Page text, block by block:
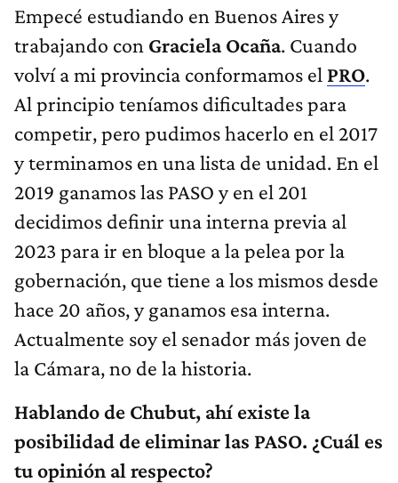
Empecé estudiando en Buenos Aires y
trabajando con Graciela Ocaña. Cuando
volví a mi provincia conformamos el PRO.
Al principio teníamos dificultades para
competir, pero pudimos hacerlo en el 2017
y terminamos en una lista de unidad. En el
2019 ganamos las PASO y en el 201
decidimos definir una interna previa al
2023 para ir en bloque a la pelea por la
gobernación, que tiene a los mismos desde
hace 20 años, y ganamos esa interna.
Actualmente soy el senador más joven de
la Cámara, no de la historia.
Hablando de Chubut, ahí existe la
posibilidad de eliminar las PASO. ¿Cuál es
tu opinión al respecto?